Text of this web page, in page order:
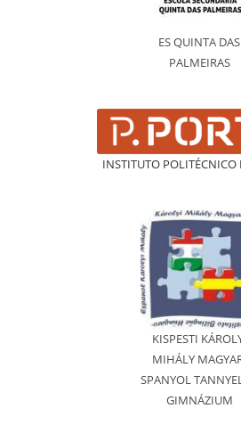
ES QUINTA DAS
PALMEIRAS
INSTITUTO POLITÉCNICO
KISPESTI
MIHÁLY
SPANYOL
GIMNÁZIUM